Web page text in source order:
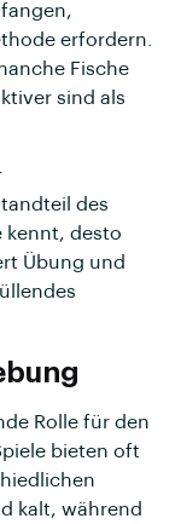
erfordern.
Fische
sind als
des
kennt, desto
Übung und
Rolle für den
bieten oft
kalt, während